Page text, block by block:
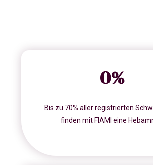
0%
Bis zu 70% aller registrierten
finden mit FIAMI eine